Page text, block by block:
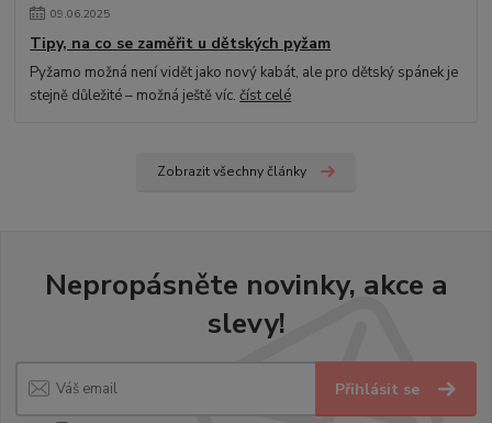
09.06.2025
Tipy, na co se zaměřit u dětských pyžam
Pyžamo možná není vidět jako nový kabát, ale pro dětský spánek je
stejně důležité – možná ještě víc.číst celé
Zobrazit všechny články
Nepropásněte novinky, akce a
slevy!
Přihlásit se